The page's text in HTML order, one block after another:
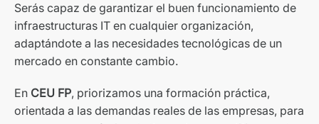
Serás capaz de garantizar el buen funcionamiento de
infraestructuras IT en cualquier organización,
adaptándote a las necesidades tecnológicas de un
mercado en constante cambio.
En CEU FP, priorizamos una formación práctica,
orientada a las demandas reales de las empresas, para